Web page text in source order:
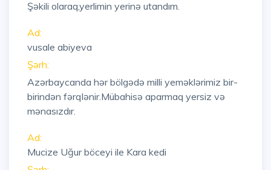
Şəkili olaraq,yerlimin yerinə utandım.
Ad:
vusale abiyeva
Şərh:
Azərbaycanda hər bölgədə milli yeməklərimiz bir-
birindən fərqlənir.Mübahisə aparmaq yersiz və
mənasızdır.
Ad:
Mucize Uğur böceyi ile Kara kedi